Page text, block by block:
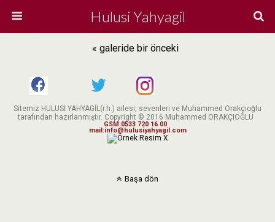
Hulusi Yahyagil
« galeride bir önceki
Sitemiz HULUSİ YAHYAGİL(r.h.) ailesi, sevenleri ve Muhammed Orakçıoğlu
tarafından hazırlanmıştır. Copyright © 2016 Muhammed ORAKÇIOĞLU
GSM:0533 720 16 00
mail:info@hulusiyahyagil.com
X
Başa dön